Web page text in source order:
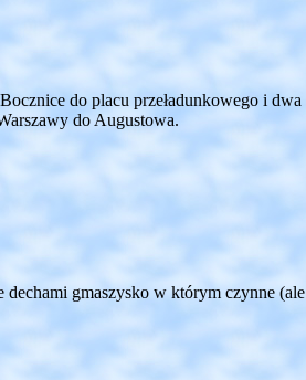
do placu przeładunkowego i dwa
do Augustowa.
gmaszysko w którym czynne (ale